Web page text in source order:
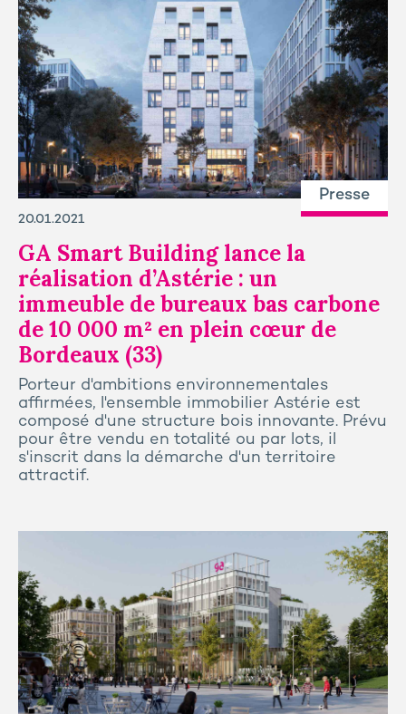
Presse
20.01.2021
GA Smart Building lance la
réalisation d’Astérie : un
immeuble de bureaux bas carbone
de 10 000 m² en plein cœur de
Bordeaux (33)
Porteur d'ambitions environnementales
affirmées, l'ensemble immobilier Astérie est
composé d'une structure bois innovante. Prévu
pour être vendu en totalité ou par lots, il
s'inscrit dans la démarche d'un territoire
attractif.